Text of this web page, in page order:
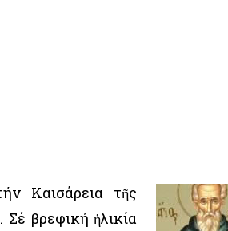
Καισάρεια τῆς
βρεφική ἡλικία